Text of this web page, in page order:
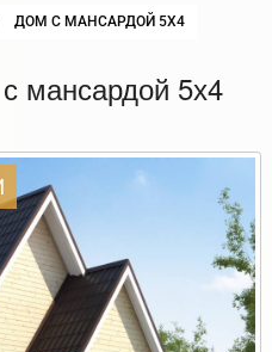
CURRENT:
ДОМ С МАНСАРДОЙ 5Х4
мансардой 5х4